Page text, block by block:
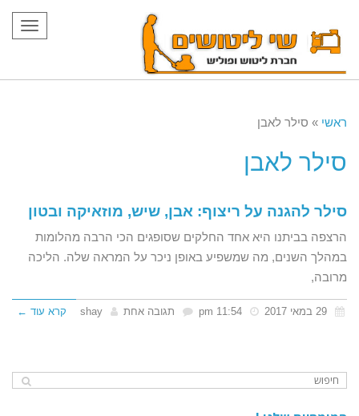
ראשי » סילר לאבן
סילר לאבן
סילר להגנה על ריצוף: אבן, שיש, מוזאיקה ובטון
הרצפה בביתנו היא אחד החלקים שסופגים הכי הרבה מהלומות
במהלך השנים, מה שמשפיע באופן ניכר על המראה שלה. הליכה
מרובה,
תגובה אחת shay קרא עוד ←